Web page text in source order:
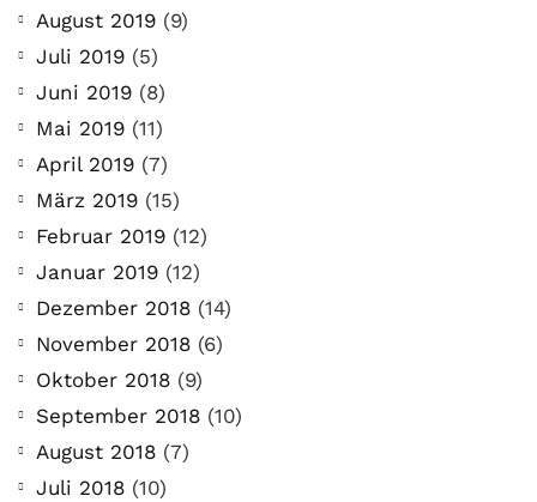
August 2019 (9)
Juli 2019 (5)
Juni 2019 (8)
Mai 2019 (11)
April 2019 (7)
März 2019 (15)
Februar 2019 (12)
Januar 2019 (12)
Dezember 2018 (14)
November 2018 (6)
Oktober 2018 (9)
September 2018 (10)
August 2018 (7)
Juli 2018 (10)